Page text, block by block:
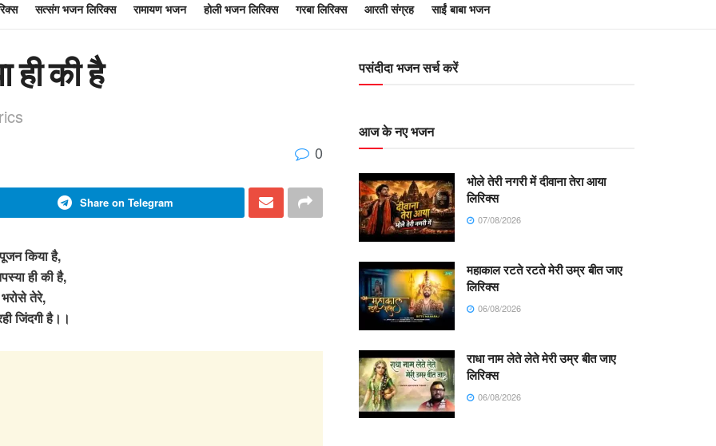
सत्संग भजन लिरिक्स रामायण भजन होली भजन लिरिक्स गरबा लिरिक्स आरती संग्रह साईं बाबा भजन
ही की है
0
Share on Telegram
किया है,
ही की है,
भरोसे तेरे,
जिंदगी है।।
पसंदीदा भजन सर्च करें
आज के नए भजन
भोले तेरी नगरी में दीवाना तेरा आया
लिरिक्स
07/08/2026
महाकाल रटते रटते मेरी उम्र बीत जाए
लिरिक्स
06/08/2026
राधा नाम लेते लेते मेरी उम्र बीत जाए
लिरिक्स
06/08/2026